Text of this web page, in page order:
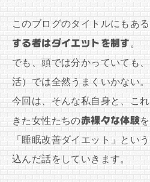
このブログのタイトルにもある
する者はダイエットを制す 。
でも、頭では分かっていても
活）では全然うまくいかない。
今回は、そんな私自身と、こ
きた女性たちの赤裸々な体験
「睡眠改善ダイエット」とい
込んだ話をしていきます。